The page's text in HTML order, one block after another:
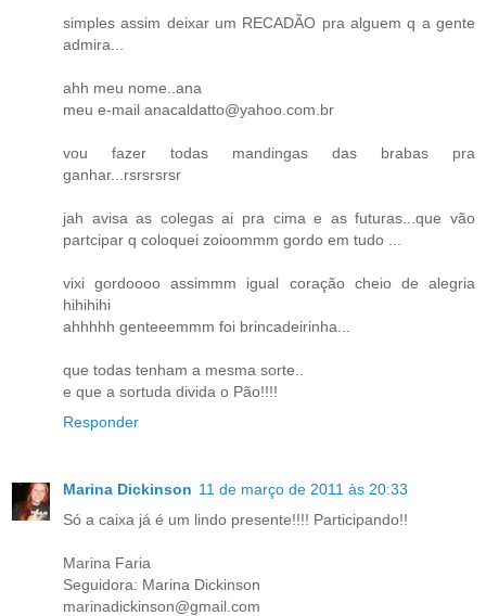
simples assim deixar um RECADÃO pra alguem q a gente
admira...
ahh meu nome..ana
meu e-mail anacaldatto@yahoo.com.br
vou fazer todas mandingas das brabas pra
ganhar...rsrsrsrsr
jah avisa as colegas ai pra cima e as futuras...que vão
partcipar q coloquei zoioommm gordo em tudo ...
vixi gordoooo assimmm igual coração cheio de alegria
hihihihi
ahhhhh genteeemmm foi brincadeirinha...
que todas tenham a mesma sorte..
e que a sortuda divida o Pão!!!!
Responder
Marina Dickinson 11 de março de 2011 às 20:33
Só a caixa já é um lindo presente!!!! Participando!!
Marina Faria
Seguidora: Marina Dickinson
marinadickinson@gmail.com